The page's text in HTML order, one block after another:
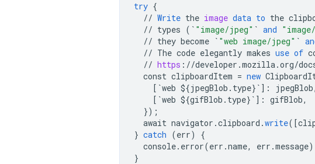
try {
// Write the image data to the
// types ( ` "image/jpeg" ` and
// they become ` "web image/jpeg" `
// The code elegantly makes use of
// https : //developer .mozilla.org/
const clipboardItem = new
[ `web ${jpegBlob.type}` ] : jpegBlob,
[ `web ${gifBlob.type}` ] : gifBlob,
});
await navigator .clipboard .write( [
} catch (err)
{
console. error(err .name, err .message
}